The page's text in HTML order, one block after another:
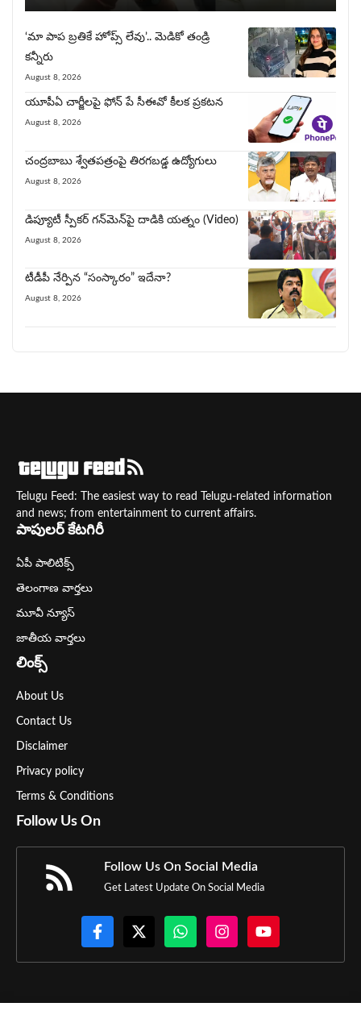
‘మా పాప బ్రతికే హోప్స్ లేవు’.. మెడికో తండ్రి
కన్నీరు
August 8, 2026
యూపీఏ చార్జీల‌పై ఫోన్ పే సీఈవో కీల‌క ప్ర‌క‌ట‌న‌
August 8, 2026
చంద్రబాబు శ్వేతపత్రంపై తిర‌గ‌బ‌డ్డ ఉద్యోగులు
August 8, 2026
డిప్యూటీ స్పీకర్ గన్‌మెన్‌పై దాడికి య‌త్నం (Video)
August 8, 2026
టీడీపీ నేర్పిన‌ “సంస్కారం” ఇదేనా?
August 8, 2026
Telugu Feed: The easiest way to read Telugu-related information
and news; from entertainment to current affairs.
పాపులర్ కేటగిరీ
ఏపీ పాలిటిక్స్
తెలంగాణ వార్తలు
మూవీ న్యూస్
జాతీయ వార్తలు
లింక్స్
About Us
Contact Us
Disclaimer
Privacy policy
Terms & Conditions
Follow Us On
Follow Us On Social Media
Get Latest Update On Social Media